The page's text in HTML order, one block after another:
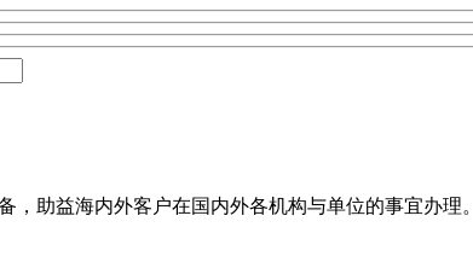
，助益海内外客户在国内外各机构与单位的事宜办理。